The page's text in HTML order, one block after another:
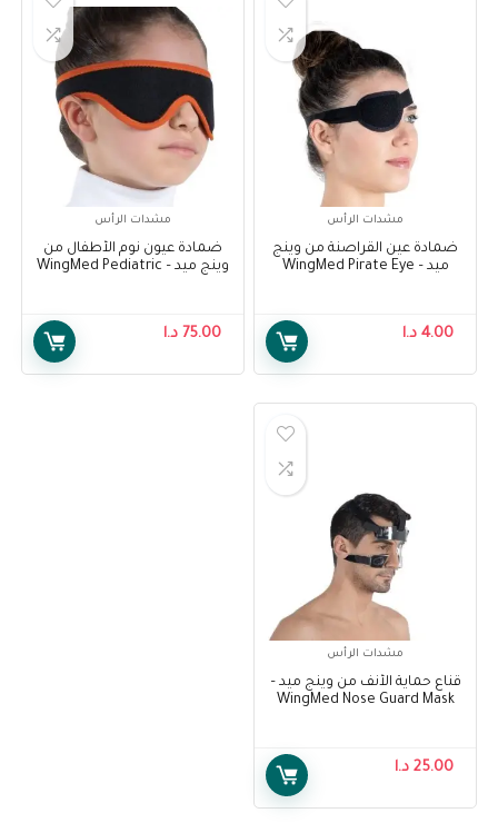
مشدات الرأس
ضمادة عين القراصنة من وينج
ميد – WingMed Pirate Eye
4.00 د.ا
مشدات الرأس
ضمادة عيون نوم الأطفال من
وينج ميد – WingMed Pediatric
75.00 د.ا
مشدات الرأس
قناع حماية الأنف من وينج ميد –
WingMed Nose Guard Mask
25.00 د.ا